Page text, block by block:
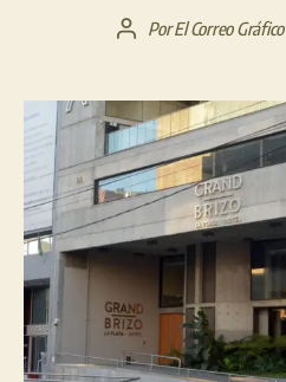
Autor
entrada
PorEl Correo Gráfico